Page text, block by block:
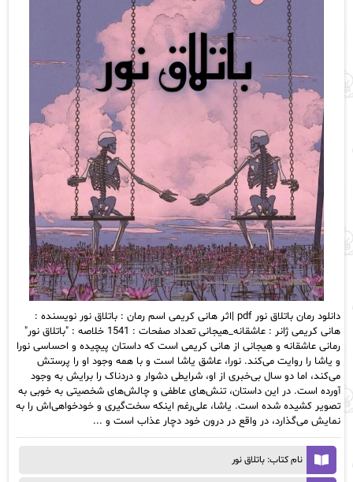
دانلود رمان باتلاق نور pdf |اثر هانی کریمی اسم رمان : باتلاق نور نویسنده :
هانی کریمی ژانر : عاشقانه_هیجانی تعداد صفحات : 1541 خلاصه : "باتلاق نور"
رمانی عاشقانه و هیجانی از هانی کریمی است که داستان پیچیده و احساسی نورا
و یاشا را روایت می‌کند. نورا، عاشق یاشا است و با همه وجود او را پرستش
می‌کند، اما دو سال بی‌خبری از او، شرایطی دشوار و دردناک را برایش به وجود
آورده است. در این داستان، تنش‌های عاطفی و چالش‌های شخصیتی به خوبی به
تصویر کشیده شده است. یاشا، علی‌رغم اینکه سخت‌گیری و خودخواهی‌اش را به
نمایش می‌گذارد، در واقع در درون خود دچار عذاب است و ...
نام کتاب: باتلاق نور